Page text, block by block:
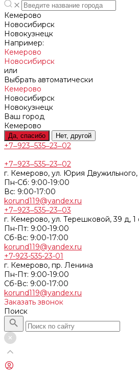
Кемерово
Новосибирск
Новокузнецк
Например:
Кемерово
Новосибирск
или
Выбрать автоматически
Кемерово
Новосибирск
Новокузнецк
Ваш город
Кемерово
Да, спасибо Нет, другой
+7‒923‒535‒23‒02
+7‒923‒535‒23‒02
г. Кемерово, ул. Юрия Двужильного,
Пн-Сб: 9:00-19:00
Вс: 9:00-17:00
korund119@yandex.ru
+7‒923‒535‒23‒03
г. Кемерово, ул. Терешковой, 39 д, 1
Пн-Пт: 9:00-19:00
Cб-Вс: 9:00-17:00
korund119@yandex.ru
+7-923-535-23-01
г. Кемерово, пр. Ленина
Пн-Пт: 9:00-19:00
Cб-Вс: 9:00-17:00
korund119@yandex.ru
Заказать звонок
Поиск